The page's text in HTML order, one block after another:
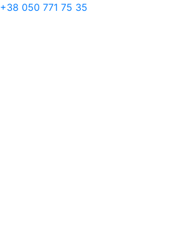
+38 050 771 75 35